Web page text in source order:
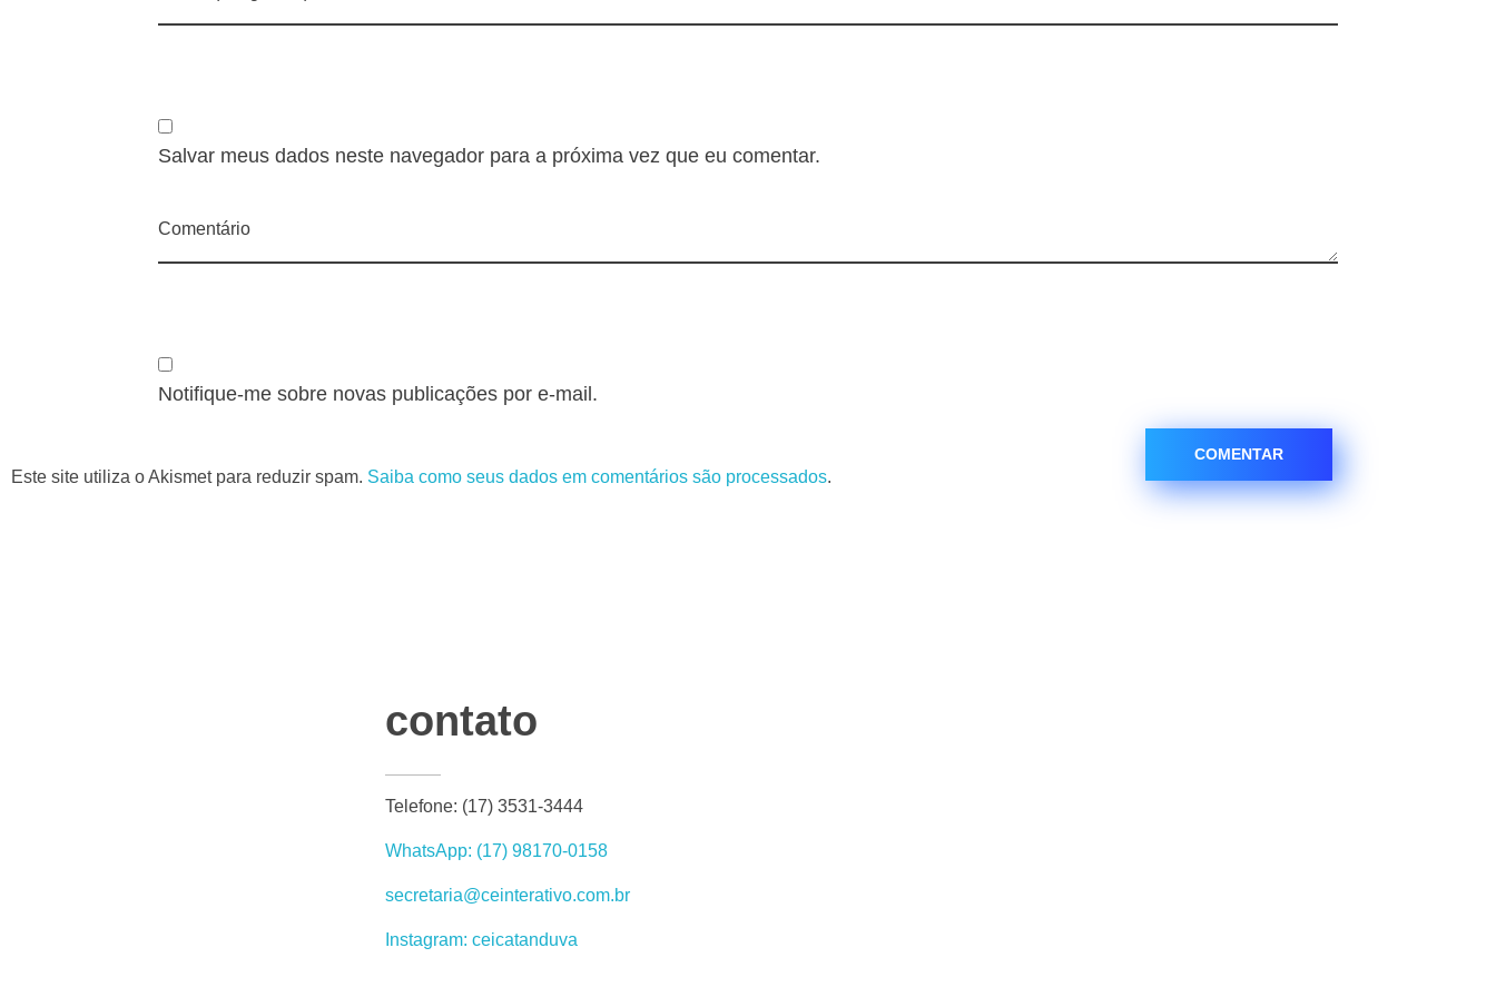
Salvar meus dados neste navegador para a próxima vez que eu comentar.
Comentário
Notifique-me sobre novas publicações por e-mail.
Este site utiliza o Akismet para reduzir spam. Saiba como seus dados em comentários são processados.
contato
Telefone: (17) 3531-3444
WhatsApp: (17) 98170-0158
secretaria@ceinterativo.com.br
Instagram: ceicatanduva